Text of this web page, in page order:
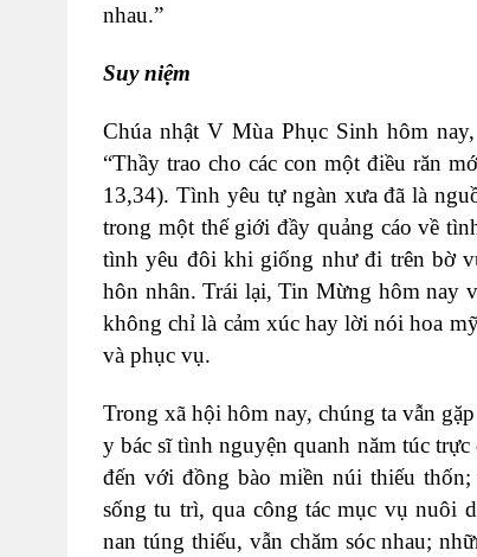
nhau.”
Suy niệm
Chúa nhật V Mùa Phục Sinh hôm
“Thầy trao cho các con một điều răn
13,34). Tình yêu tự ngàn xưa đã là
trong một thế giới đầy quảng cáo về
tình yêu đôi khi giống như đi trên bờ
hôn nhân. Trái lại, Tin Mừng hôm nay
không chỉ là cảm xúc hay lời nói hoa
và phục vụ.
Trong xã hội hôm nay, chúng ta vẫn
y bác sĩ tình nguyện quanh năm túc
đến với đồng bào miền núi thiếu
sống tu trì, qua công tác mục vụ nuôi
nan túng thiếu, vẫn chăm sóc nhau;